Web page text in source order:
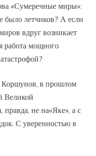
«Сумеречные миры»:
было летчиков? А если
вдруг возникает
работа мощного
Коршунов, в прошлом
Великой
правда, не на«Яке», а с
С уверенностью в